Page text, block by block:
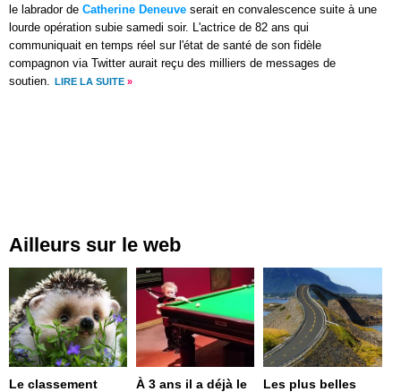
le labrador de Catherine Deneuve serait en convalescence suite à une
lourde opération subie samedi soir. L'actrice de 82 ans qui
communiquait en temps réel sur l'état de santé de son fidèle
compagnon via Twitter aurait reçu des milliers de messages de
soutien.
LIRE LA SUITE »
Ailleurs sur le web
Le classement
À 3 ans il a déjà le
Les plus belles